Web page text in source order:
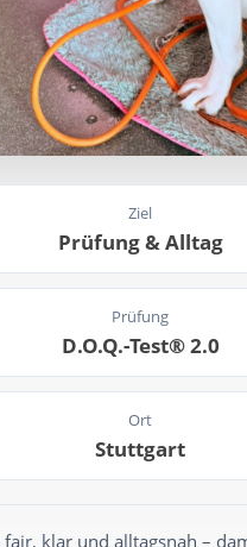
Ziel
Prüfung & Alltag
Prüfung
D.O.Q.-Test® 2.0
Ort
Stuttgart
fair, klar und alltagsnah –